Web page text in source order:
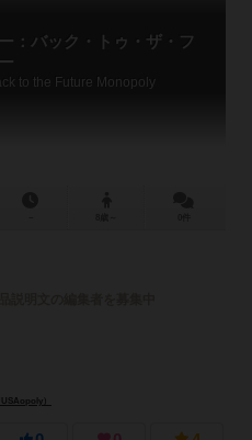
：バック・トゥ・ザ・フ
to the Future Monopoly
）